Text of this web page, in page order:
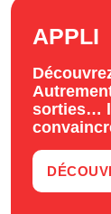
APPLI
sorties…